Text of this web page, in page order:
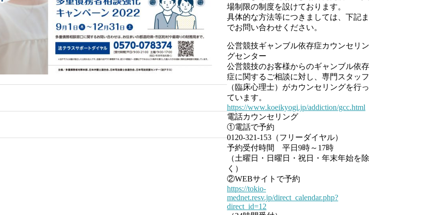
場制限の制度を設けております。
具体的な方法等につきましては、下記ま
でお問い合わせください。
公営競技ギャンブル依存症カウンセリン
グセンター
公営競技のお客様からのギャンブル依存
症に関するご相談に対し、専門スタッフ
（臨床心理士）がカウンセリングを行っ
ています。
https://www.koeikyogi.jp/addiction/gcc.html
電話カウンセリング
①電話で予約
0120-321-153（フリーダイヤル）
予約受付時間 平日9時～17時
（土曜日・日曜日・祝日・年末年始を除
く）
②WEBサイトで予約
https://tokio-
mednet.resv.jp/direct_calendar.php?
direct_id=12